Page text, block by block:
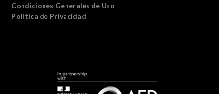
Condiciones Generales de Uso
Política de Privacidad